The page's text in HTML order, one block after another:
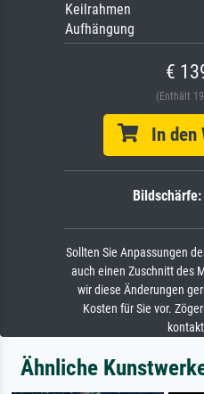
Keilrahmen
Aufhängung
€
(Enthält
In den
Bildschärfe:
Sollten Sie Anpassungen
auch einen Zuschnitt des
wir diese Änderungen
Kosten für Sie vor.
Ähnliche